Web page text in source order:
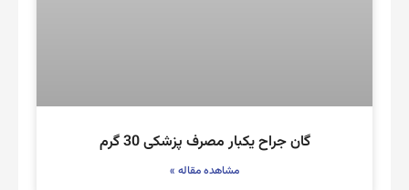
گان جراح یکبار مصرف پزشکی 30 گرم
مشاهده مقاله »